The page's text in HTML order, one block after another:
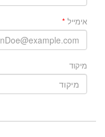
אימייל
מיקוד